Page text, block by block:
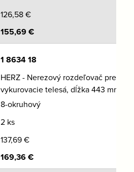
126,58€
155,69€
1 8634 18
HERZ - Nerezový rozdeľovač pre
vykurovacie telesá, dĺžka 443 mm
8-okruhový
2 ks
137,69€
169,36€